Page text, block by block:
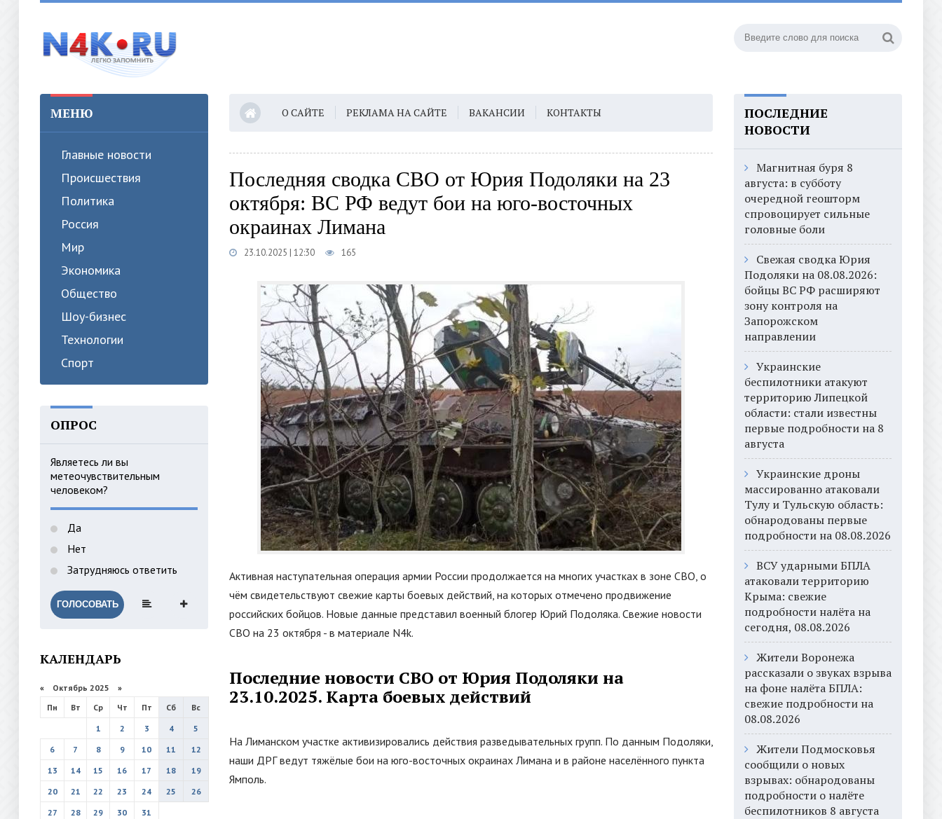
МЕНЮ
Главные новости
Происшествия
Политика
Россия
Мир
Экономика
Общество
Шоу-бизнес
Технологии
Спорт
ОПРОС
Являетесь ли вы
метеочувствительным
человеком?
Да
Нет
Затрудняюсь ответить
ГОЛОСОВАТЬ
КАЛЕНДАРЬ
« Октябрь 2025 »
Пн
Вт Ср Чт Пт Сб
Вс
1
2 3 4
5
6
7 8 9 10 11
12
13
14 15 16 17 18
19
20
21 22 23 24 25
26
27
28 29 30 31
О САЙТЕ РЕКЛАМА НА САЙТЕ ВАКАНСИИ КОНТАКТЫ
Последняя сводка СВО от Юрия Подоляки на 23
октября: ВС РФ ведут бои на юго-восточных
окраинах Лимана
23.10.2025 | 12:30 165
Активная наступательная операция армии России продолжается на многих участках в зоне СВО, о
чём свидетельствуют свежие карты боевых действий, на которых отмечено продвижение
российских бойцов. Новые данные представил военный блогер Юрий Подоляка. Свежие новости
СВО на 23 октября - в материале N4k.
Последние новости СВО от Юрия Подоляки на
23.10.2025. Карта боевых действий
На Лиманском участке активизировались действия разведывательных групп. По данным Подоляки,
наши ДРГ ведут тяжёлые бои на юго-восточных окраинах Лимана и в районе населённого пункта
Ямполь.
ПОСЛЕДНИЕ
НОВОСТИ
Магнитная буря 8
августа: в субботу
очередной геошторм
спровоцирует сильные
головные боли
Свежая сводка Юрия
Подоляки на 08.08.2026:
бойцы ВС РФ расширяют
зону контроля на
Запорожском
направлении
Украинские
беспилотники атакуют
территорию Липецкой
области: стали известны
первые подробности на 8
августа
Украинские дроны
массированно атаковали
Тулу и Тульскую область:
обнародованы первые
подробности на 08.08.2026
ВСУ ударными БПЛА
атаковали территорию
Крыма: свежие
подробности налёта на
сегодня, 08.08.2026
Жители Воронежа
рассказали о звуках взрыва
на фоне налёта БПЛА:
свежие подробности на
08.08.2026
Жители Подмосковья
сообщили о новых
взрывах: обнародованы
подробности о налёте
беспилотников 8 августа